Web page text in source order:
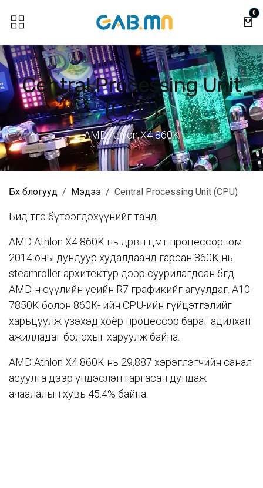
0
Central Processing Unit
(CPU)
AMD Athlon X4 860K
Бүх блогууд Мэдээ Central Processing Unit (CPU)
Бид төгс бүтээгдэхүүнийг танд.
AMD Athlon X4 860K нь дөрвөн цөмт процессор юм.
2014 оны дундуур худалдаанд гарсан 860K нь
steamroller архитектур дээр суурилагдсан бөгөөд
AMD-н сүүлийн үеийн R7 графикийг агуулдаг. A10-
7850K болон 860K- ийн CPU-ийн гүйцэтгэлийг
харьцуулж үзэхэд хоёр процессор бараг адилхан
ажилладаг болохыг харуулж байна.
AMD Athlon X4 860K нь 29,887 хэрэглэгчийн санал
асуулга дээр үндэслэн гаргасан дундаж
ачаалалын хувь 45.4% байна.